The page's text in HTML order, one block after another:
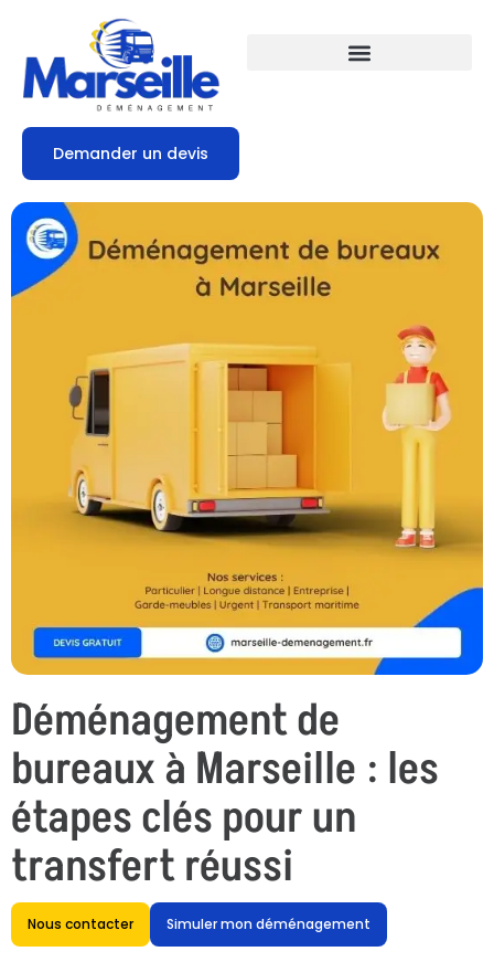
Demander un devis
Déménagement de
bureaux à Marseille : les
étapes clés pour un
transfert réussi
Nous contacter Simuler mon déménagement